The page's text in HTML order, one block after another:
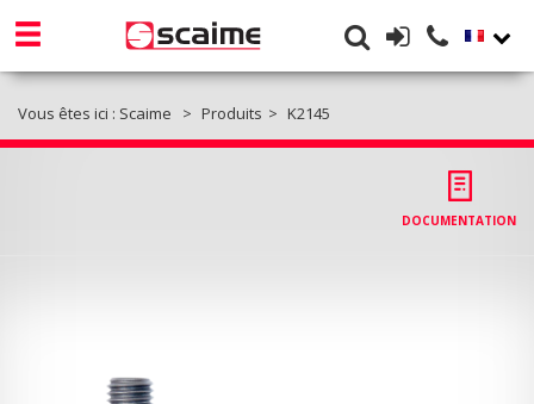
Vous êtes ici : Scaime Produits K2145
DOCUMENTATION